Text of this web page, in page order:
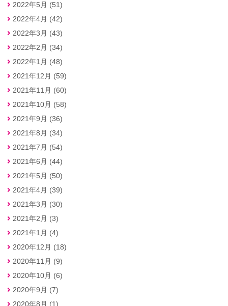
2022年5月 (51)
2022年4月 (42)
2022年3月 (43)
2022年2月 (34)
2022年1月 (48)
2021年12月 (59)
2021年11月 (60)
2021年10月 (58)
2021年9月 (36)
2021年8月 (34)
2021年7月 (54)
2021年6月 (44)
2021年5月 (50)
2021年4月 (39)
2021年3月 (30)
2021年2月 (3)
2021年1月 (4)
2020年12月 (18)
2020年11月 (9)
2020年10月 (6)
2020年9月 (7)
2020年8月 (1)